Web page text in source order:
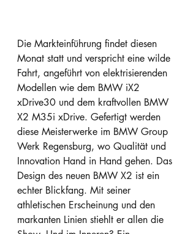
Die Markteinführung findet diesen
Monat statt und verspricht eine wilde
Fahrt, angeführt von elektrisierenden
Modellen wie dem BMW iX2
xDrive30 und dem kraftvollen BMW
X2 M35i xDrive. Gefertigt werden
diese Meisterwerke im BMW Group
Werk Regensburg, wo Qualität und
Innovation Hand in Hand gehen. Das
Design des neuen BMW X2 ist ein
echter Blickfang. Mit seiner
athletischen Erscheinung und den
markanten Linien stiehlt er allen die